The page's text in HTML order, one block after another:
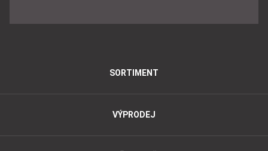
SORTIMENT
VÝPRODEJ